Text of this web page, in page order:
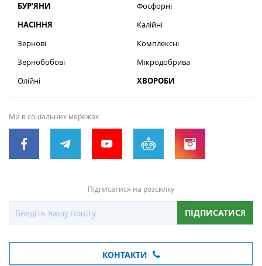
БУР’ЯНИ
НАСІННЯ
Зернові
Зернобобові
Олійні
Фосфорні
Калійні
Комплексні
Мікродобрива
ХВОРОБИ
Ми в соціальних мережах
Підписатися на розсилку
ПІДПИСАТИСЯ
КОНТАКТИ